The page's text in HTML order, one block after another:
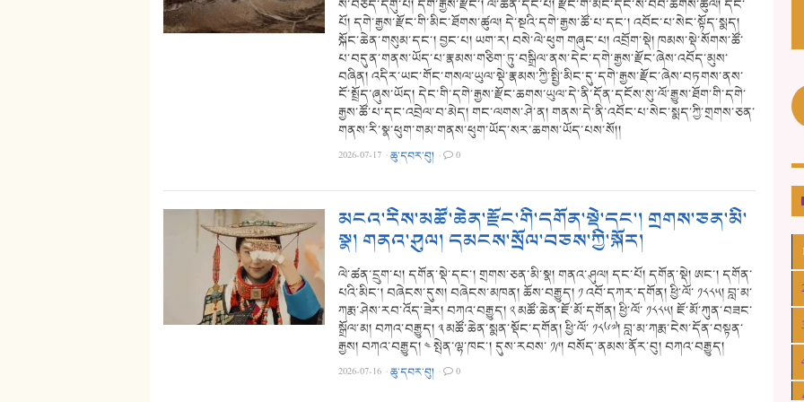
ས་བཅད་དགུ་པ། དགེ་རྒྱས་རྫོང་། ལེ་ཚན་དང་པོ། རྫོང་གི་མིང་དང་ས་བབ་ཆགས་ཚུལ། དང་
པོ། དགེ་རྒྱས་རྫོང་གི་མིང་ཐོགས་ཚུལ། དེ་སྔའི་དགེ་རྒྱས་ཚོ་པ་དང་། འབོང་པ་སེང་སྟོད་སྨད།
སྐོང་ཆེན་གསུམ་དང་། བྱང་པ། ཡག་ར། བསེ་ལེ་ཕུག གཞུང་པ། འབྲོག་སྡེ། ཁམས་སྡེ་སོགས་ཚོ་
པ་བདུན་གནས་ཡོད་པ་རྣམས་གཅིག་ཏུ་བསྒྲིལ་ནས་དེང་དགེ་རྒྱས་རྫོང་ཞེས་འབོད་མུས་
བཞིན། འདིར་ཡང་གོང་གསལ་ཡུལ་སྡེ་རྣམས་ཀྱི་སྤྱི་མིང་དུ་དགེ་རྒྱས་རྫོང་ཞེས་བཏགས་ནས་
ངོ་སྤྲོད་ཞུས་ཡོད། དེང་གི་དགེ་རྒྱས་རྫོང་ཆགས་ཡུལ་དེ་ནི་དོན་དངོས་སུ་ལོ་རྒྱུས་ཐོག་གི་དགེ་
རྒྱས་ཚོ་པ་དང་འབྲེལ་བ་མེད། གང་ལགས་ཤེ་ན། གནས་དེ་ནི་འབོང་པ་སེང་སྨད་ཀྱི་གྲགས་ཅན་
གནས་རི་སྣ་ཕུག་གམ་གནས་ཕུག་ཡོད་སར་ཆགས་ཡོད་པས་སོ།།
2026-07-17 ·ཆུ་དབར་བུ། · 0
མངའ་རིས་མཚོ་ཆེན་རྫོང་གི་དགོན་སྡེ་དང་། གྲགས་ཅན་མི་
སྣ། གནའ་ཤུལ། དམངས་སྲོལ་བཅས་ཀྱི་སྐོར།
ལེ་ཚན་དྲུག་པ། དགོན་སྡེ་དང་། གྲགས་ཅན་མི་སྣ། གནའ་ཤུལ། དང་པོ། དགོན་སྡེ། ཨང་། དགོན་
པའི་མིང་། བཞེངས་དུས། བཞེངས་མཁན། ཆོས་བརྒྱུད། ༡ འབོ་དཀར་དགོན། ཕྱི་ལོ་ ༡༨༨༥། བླ་མ་
ཀརྨ་ཤེས་རབ་འོད་ཟེར། བཀའ་བརྒྱུད། ༢ མཚོ་ཆེན་ཇོ་མོ་དགོན། ཕྱི་ལོ་ ༡༨༨༥། ཇོ་མོ་ཀུན་བཟང་
སྒྲོལ་མ། བཀའ་བརྒྱུད། ༣ མཚོ་ཆེན་སྨན་སྡོང་དགོན། ཕྱི་ལོ་ ༡༨༦༧། བླ་མ་ཀརྨ་ངེས་དོན་བསྟན་
རྒྱས། བཀའ་བརྒྱུད། ༤ སྤེན་ལྷ་ཁང་། དུས་རབས་ ༡༩། བསོད་ནམས་ནོར་བུ། བཀའ་བརྒྱུད།
2026-07-16 ·ཆུ་དབར་བུ། · 0